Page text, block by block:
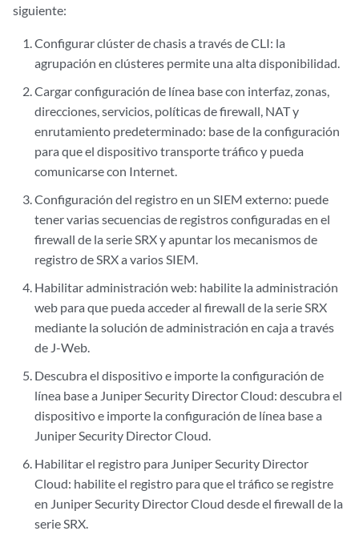
siguiente:
Configurar clúster de chasis a través de CLI: la
agrupación en clústeres permite una alta disponibilidad.
Cargar configuración de línea base con interfaz, zonas,
direcciones, servicios, políticas de firewall, NAT y
enrutamiento predeterminado: base de la configuración
para que el dispositivo transporte tráfico y pueda
comunicarse con Internet.
Configuración del registro en un SIEM externo: puede
tener varias secuencias de registros configuradas en el
firewall de la serie SRX y apuntar los mecanismos de
registro de SRX a varios SIEM.
Habilitar administración web: habilite la administración
web para que pueda acceder al firewall de la serie SRX
mediante la solución de administración en caja a través
de J-Web.
Descubra el dispositivo e importe la configuración de
línea base a Juniper Security Director Cloud: descubra el
dispositivo e importe la configuración de línea base a
Juniper Security Director Cloud.
Habilitar el registro para Juniper Security Director
Cloud: habilite el registro para que el tráfico se registre
en Juniper Security Director Cloud desde el firewall de la
serie SRX.